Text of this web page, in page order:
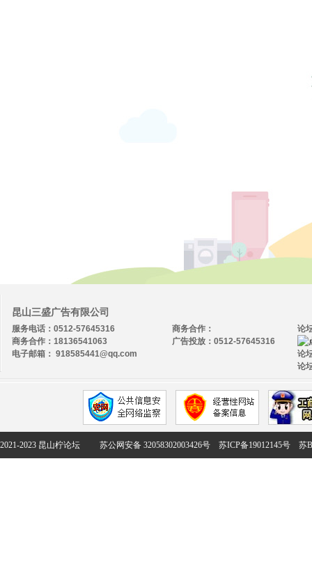
昆山三盛广告有限公司
服务电话：0512-57645316
商务合作：18136541063
电子邮箱： 918585441@qq.com
论
论
论
商务合作：
广告投放：0512-57645316
2021-2023 昆山柠论坛 苏公网安备 32058302003426号 苏ICP备19012145号 苏